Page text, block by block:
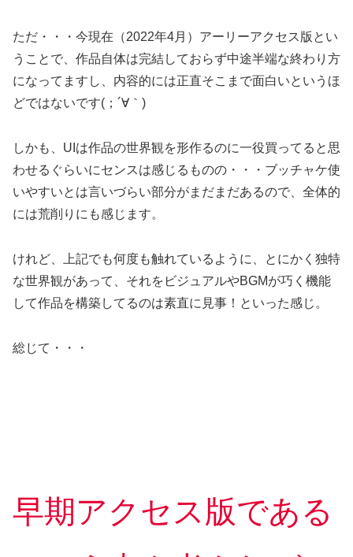
ただ・・・今現在（2022年4月）アーリーアクセス版とい
うことで、作品自体は完結しておらず中途半端な終わり方
になってますし、内容的には正直そこまで面白いというほ
どではないです(；´∀｀)
しかも、UIは作品の世界観を形作るのに一役買ってると思
わせるぐらいにセンスは感じるものの・・・ブッチャケ使
いやすいとは言いづらい部分がまだまだあるので、全体的
には荒削りにも感じます。
けれど、上記でも何度も触れているように、とにかく独特
な世界観があって、それをビジュアルやBGMが巧く機能
して作品を構築してるのは素直に見事！といった感じ。
総じて・・・
早期アクセス版である